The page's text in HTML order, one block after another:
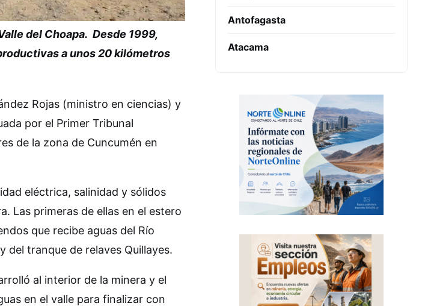
del Choapa. Desde 1999,
a unos 20 kilómetros
Rojas (ministro en ciencias) y
por el Primer Tribunal
de la zona de Cuncumén en
eléctrica, salinidad y sólidos
Las primeras de ellas en el estero
que recibe aguas del Río
del tranque de relaves Quillayes.
al interior de la minera y el
en el valle para finalizar con
Antofagasta
Atacama